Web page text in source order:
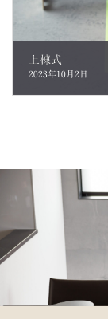
上棟式
2023年10月2日